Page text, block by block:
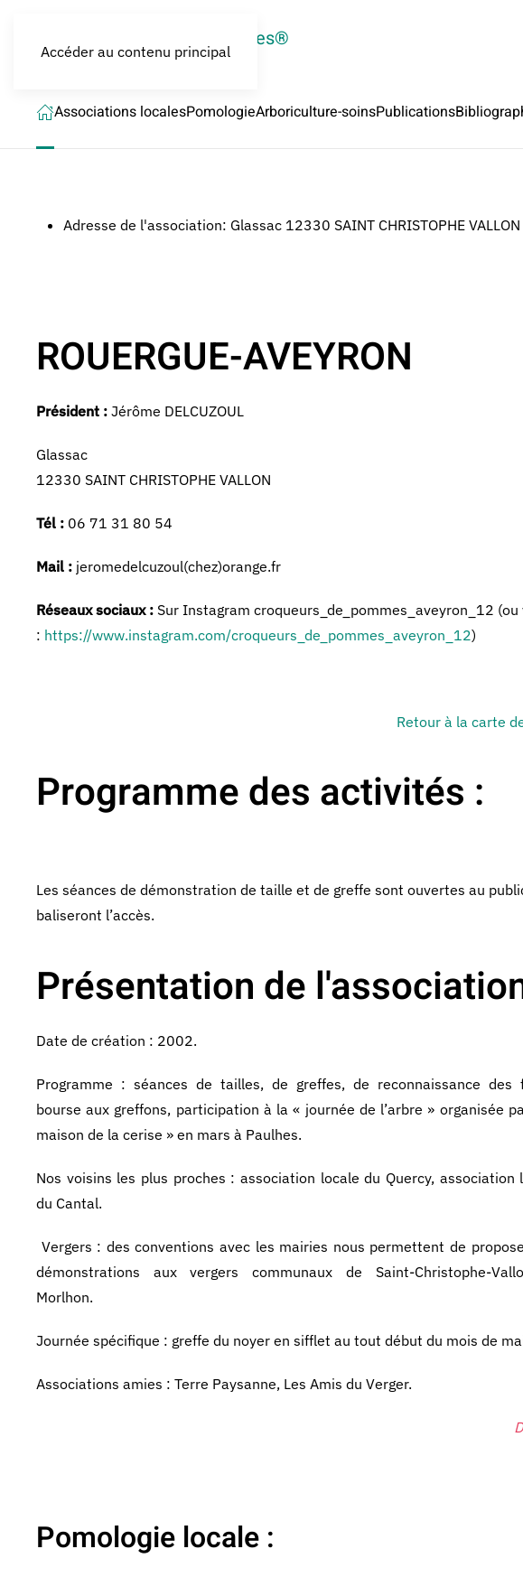
Accéder au contenu principal
LES CROQUEURS de pommes®
Associations localesPomologieArboriculture-soinsPublications
Adresse de l'association: Glassac 12330 SAINT CHRISTOPHE VALLON
ROUERGUE-AVEYRON
Président : Jérôme DELCUZOUL
Glassac
12330 SAINT CHRISTOPHE VALLON
Tél : 06 71 31 80 54
Mail : jeromedelcuzoul(chez)orange.fr
Réseaux sociaux : Sur Instagram croqueurs_de_pommes_aveyron_12
: https://www.instagram.com/croqueurs_de_pommes_aveyron_12)
Retour à la carte
Programme des activités :
Les séances de démonstration de taille et de greffe sont ouvertes au
baliseront l’accès.
Présentation de
Date de création : 2002.
Programme : séances de tailles, de greffes, de reconnaissance des
bourse aux greffons, participation à la « journée de l’arbre » organisée
maison de la cerise » en mars à Paulhes.
Nos voisins les plus proches : association locale du Quercy, association
du Cantal.
Vergers : des conventions avec les mairies nous permettent de
démonstrations aux vergers communaux de Saint-Christophe-
Morlhon.
Journée spécifique : greffe du noyer en sifflet au tout début du mois de
Associations amies : Terre Paysanne, Les Amis du Verger.
Pomologie locale :